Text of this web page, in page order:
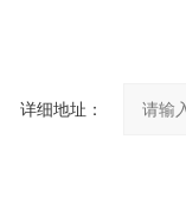
详细地址：